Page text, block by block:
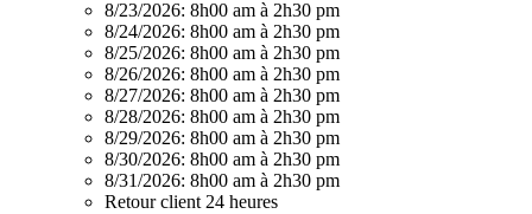
8/23/2026: 8h00 am à 2h30 pm
8/24/2026: 8h00 am à 2h30 pm
8/25/2026: 8h00 am à 2h30 pm
8/26/2026: 8h00 am à 2h30 pm
8/27/2026: 8h00 am à 2h30 pm
8/28/2026: 8h00 am à 2h30 pm
8/29/2026: 8h00 am à 2h30 pm
8/30/2026: 8h00 am à 2h30 pm
8/31/2026: 8h00 am à 2h30 pm
Retour client 24 heures